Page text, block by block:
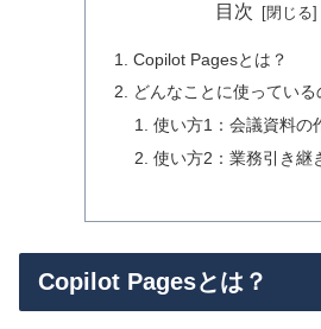
目次
Copilot Pagesとは？
どんなことに使っている
使い方1：会議資料の
使い方2：業務引き継
Copilot Pagesとは？